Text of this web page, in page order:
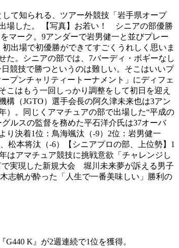
て知られる、ツアー外競技「岩手県オープ
場した。 【写真】お若い！ シニアの部優勝
マーク。9アンダーで岩男健一と並びプレー
出場で初優勝ができてすごくうれしく思いま
た。シニアの部では、7バーディ・ボギーなし
競技で勝つというのは難しい。そこはいいプ
プンチャリティートーナメント」にディフェ
はもう一回しっかり調整をして初日を迎え
（JGTO）選手会長の阿久津未来也は3アン
）。同じくアマチュアの部で出場した“平成の
ルスの監督を務めた平石洋介氏は37オーバ
決着1位：鳥海颯汰（-9）2位：岩男健一
松本将汰（-6）【シニアプロの部、上位勢】1
はアマチュア競技に挑戦意欲「チャレンジし
実現した新規大会 堀川未来夢が訴える男子
帆が酔った「人生で一番美味しい」勝利の
K』が2週連続で1位を獲得。